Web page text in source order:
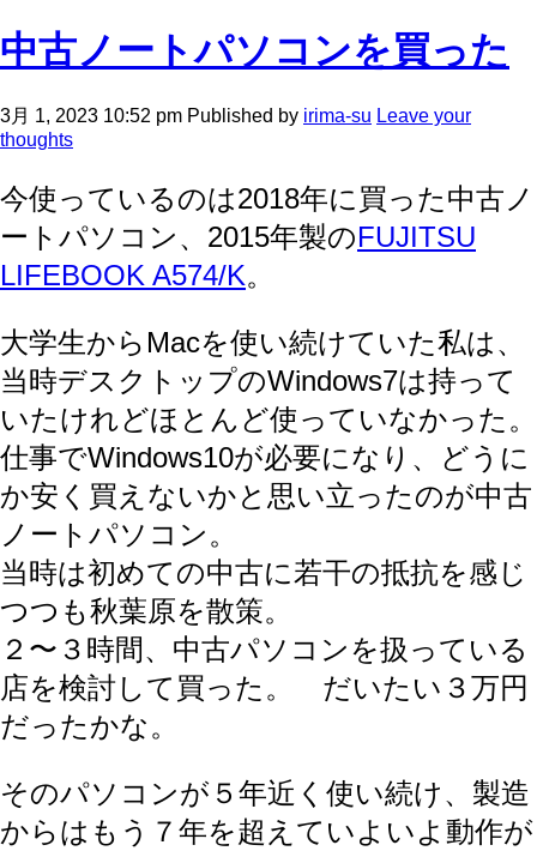
中古ノートパソコンを買った
3月 1, 2023 10:52 pm Published by irima-su Leave your
thoughts
今使っているのは2018年に買った中古ノ
ートパソコン、2015年製のFUJITSU
LIFEBOOK A574/K。
大学生からMacを使い続けていた私は、
当時デスクトップのWindows7は持って
いたけれどほとんど使っていなかった。
仕事でWindows10が必要になり、どうに
か安く買えないかと思い立ったのが中古
ノートパソコン。
当時は初めての中古に若干の抵抗を感じ
つつも秋葉原を散策。
２〜３時間、中古パソコンを扱っている
店を検討して買った。 だいたい３万円
だったかな。
そのパソコンが５年近く使い続け、製造
からはもう７年を超えていよいよ動作が